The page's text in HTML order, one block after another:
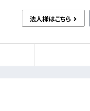
法人様はこちら